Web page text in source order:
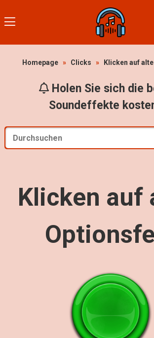
Homepage » Clicks » Klicken auf
Holen Sie sich die
Soundeffekte
Klicken auf